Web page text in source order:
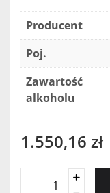
Producent
Poj.
Zawartość
alkoholu
1.550,16 zł